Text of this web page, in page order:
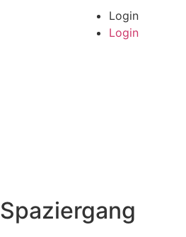
Login
Login
Spaziergang